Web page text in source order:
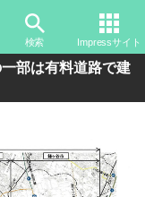
検索 Impressサイト
部は有料道路で建